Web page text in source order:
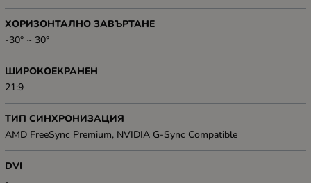
ХОРИЗОНТАЛНО ЗАВЪРТАНЕ
-30° ~ 30°
ШИРОКОЕКРАНЕН
21:9
ТИП СИНХРОНИЗАЦИЯ
AMD FreeSync Premium, NVIDIA G-Sync Compatible
DVI